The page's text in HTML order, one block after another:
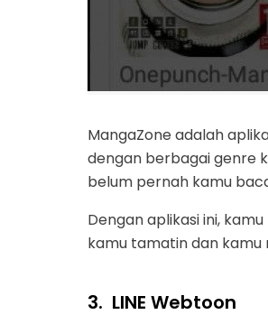
MangaZone adalah
dengan berbagai genre
belum pernah kamu
Dengan aplikasi ini,
kamu tamatin dan
3. LINE Webtoon